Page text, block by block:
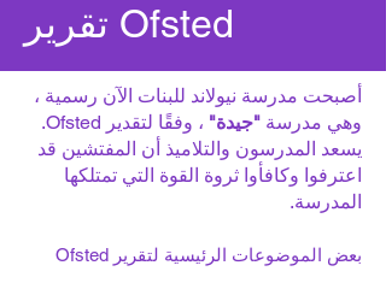
تقرير Ofsted
أصبحت مدرسة نيولاند للبنات الآن رسمية ،
وهي مدرسة "جيدة"
، وفقًا لتقدير Ofsted.
يسعد المدرسون والتلاميذ أن المفتشين قد
اعترفوا وكافأوا ثروة القوة التي تمتلكها
المدرسة.
بعض الموضوعات الرئيسية لتقرير Ofsted